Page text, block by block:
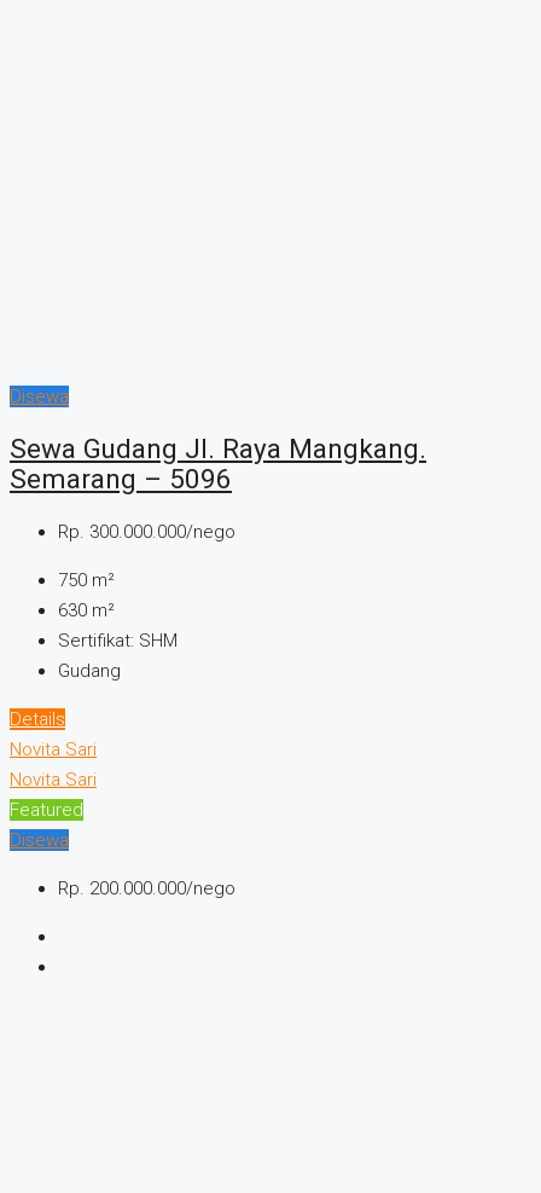
Disewa
Sewa Gudang Jl. Raya Mangkang.
Semarang – 5096
Rp. 300.000.000/nego
750 m²
630 m²
Sertifikat: SHM
Gudang
Details
Novita Sari
Novita Sari
Featured
Disewa
Rp. 200.000.000/nego